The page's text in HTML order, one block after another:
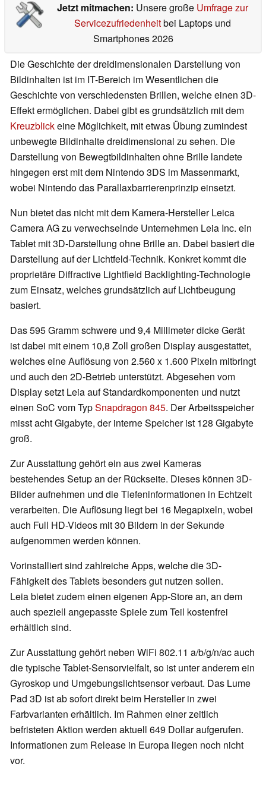
Jetzt mitmachen: Unsere große Umfrage zur
Servicezufriedenheitbei Laptops und
Smartphones 2026
Die Geschichte der dreidimensionalen Darstellung von
Bildinhalten ist im IT-Bereich im Wesentlichen die
Geschichte von verschiedensten Brillen, welche einen 3D-
Effekt ermöglichen. Dabei gibt es grundsätzlich mit dem
Kreuzblickeine Möglichkeit, mit etwas Übung zumindest
unbewegte Bildinhalte dreidimensional zu sehen. Die
Darstellung von Bewegtbildinhalten ohne Brille landete
hingegen erst mit dem Nintendo 3DS im Massenmarkt,
wobei Nintendo das Parallaxbarrierenprinzip einsetzt.
Nun bietet das nicht mit dem Kamera-Hersteller Leica
Camera AG zu verwechselnde Unternehmen Leia Inc. ein
Tablet mit 3D-Darstellung ohne Brille an. Dabei basiert die
Darstellung auf der Lichtfeld-Technik. Konkret kommt die
proprietäre Diffractive Lightfield Backlighting-Technologie
zum Einsatz, welches grundsätzlich auf Lichtbeugung
basiert.
Das 595 Gramm schwere und 9,4 Millimeter dicke Gerät
ist dabei mit einem 10,8 Zoll großen Display ausgestattet,
welches eine Auflösung von 2.560 x 1.600 Pixeln mitbringt
und auch den 2D-Betrieb unterstützt. Abgesehen vom
Display setzt Leia auf Standardkomponenten und nutzt
einen SoC vom TypSnapdragon 845. Der Arbeitsspeicher
misst acht Gigabyte, der interne Speicher ist 128 Gigabyte
groß.
Zur Ausstattung gehört ein aus zwei Kameras
bestehendes Setup an der Rückseite. Dieses können 3D-
Bilder aufnehmen und die Tiefeninformationen in Echtzeit
verarbeiten. Die Auflösung liegt bei 16 Megapixeln, wobei
auch Full HD-Videos mit 30 Bildern in der Sekunde
aufgenommen werden können.
Vorinstalliert sind zahlreiche Apps, welche die 3D-
Fähigkeit des Tablets besonders gut nutzen sollen.
Leiabietet zudem einen eigenen App-Store an, an dem
auch speziell angepasste Spiele zum Teil kostenfrei
erhältlich sind.
Zur Ausstattung gehört neben WiFi 802.11 a/b/g/n/ac auch
die typische Tablet-Sensorvielfalt, so ist unter anderem ein
Gyroskop und Umgebungslichtsensor verbaut. Das Lume
Pad 3D ist ab sofort direkt beim Hersteller in zwei
Farbvarianten erhältlich. Im Rahmen einer zeitlich
befristeten Aktion werden aktuell 649 Dollar aufgerufen.
Informationen zum Release in Europa liegen noch nicht
vor.